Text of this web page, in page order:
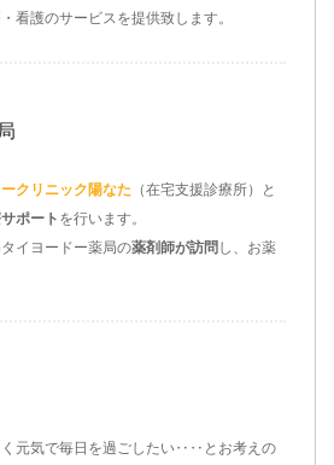
看護のサービスを提供致します。
クリニック陽なた （在宅支援診療所）と
ポートを行います。
イヨードー薬局の薬剤師が訪問し、お薬
元気で毎日を過ごしたい‥‥とお考えの